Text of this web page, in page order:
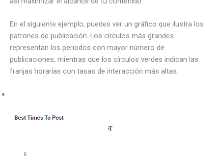
En el siguiente ejemplo, puedes ver un gráfico que ilustra los
patrones de publicación. Los círculos más grandes
representan los periodos con mayor número de
publicaciones, mientras que los círculos verdes indican las
franjas horarias con tasas de interacción más altas.